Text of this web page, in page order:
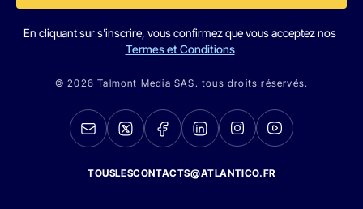
En cliquant sur s'inscrire, vous confirmez que vous acceptez nos
Termes et Conditions
© 2026 Talmont Media SAS. tous droits réservés.
TOUSLESCONTACTS@ATLANTICO.FR